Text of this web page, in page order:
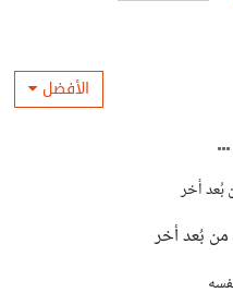
الأفضل
بُعد أخر
من بُعد أخر